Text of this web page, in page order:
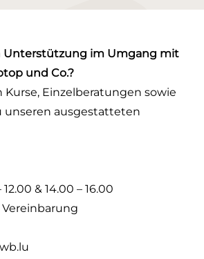
Unterstützung im Umgang mit
und Co.?
Einzelberatungen sowie
unseren ausgestatteten
& 14.00 – 16.00
Vereinbarung